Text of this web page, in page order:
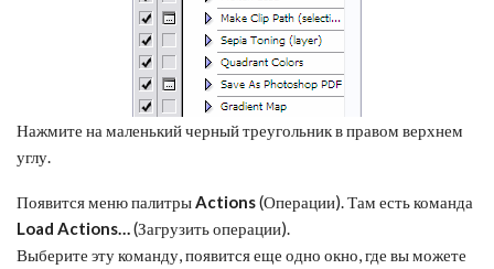
Нажмите на маленький черный треугольник в правом верхнем
углу.
Появится меню палитрыActions(Операции). Там есть команда
Load Actions…(Загрузить операции).
Выберите эту команду, появится еще одно окно, где вы можете